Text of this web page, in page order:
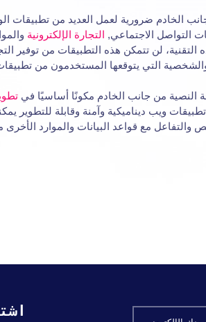
الخادم ضرورية لعمل العديد من تطبيقات
التواصل الاجتماعي, التجارة الإلكترونية
لن تتمكن هذه التطبيقات من توفير
التي يتوقعها المستخدمون من
النصية من جانب الخادم مكونًا أساسيًا في
ويب ديناميكية وآمنة وقابلة للتطوير
مع قواعد البيانات والموارد